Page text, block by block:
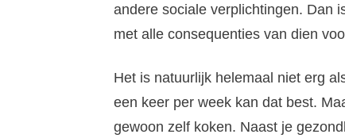
andere sociale verplichtingen. Dan
met alle consequenties van dien
Het is natuurlijk helemaal niet erg
een keer per week kan dat best.
gewoon zelf koken. Naast je